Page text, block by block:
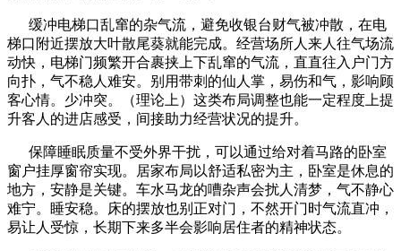
缓冲电梯口乱窜的杂气流，避免收银台财气被冲散，在电
梯口附近摆放大叶散尾葵就能完成。经营场所人来人往气场流
动快，电梯门频繁开合裹挟上下乱窜的气流，直直往入户门方
向扑，气不稳人难安。别用带刺的仙人掌，易伤和气，影响顾
客心情。少冲突。（理论上）这类布局调整也能一定程度上提
升客人的进店感受，间接助力经营状况的提升。
保障睡眠质量不受外界干扰，可以通过给对着马路的卧室
窗户挂厚窗帘实现。居家布局以舒适私密为主，卧室是休息的
地方，安静是关键。车水马龙的嘈杂声会扰人清梦，气不静心
难宁。睡安稳。床的摆放也别正对门，不然开门时气流直冲，
易让人受惊，长期下来多半会影响居住者的精神状态。